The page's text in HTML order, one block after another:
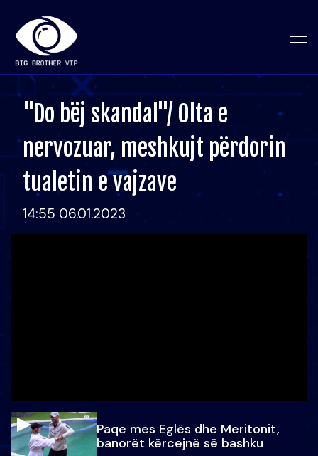
"Do bëj skandal"/ Olta e
nervozuar, meshkujt përdorin
tualetin e vajzave
14:55 06.01.2023
Paqe mes Eglës dhe Meritonit,
banorët kërcejnë së bashku